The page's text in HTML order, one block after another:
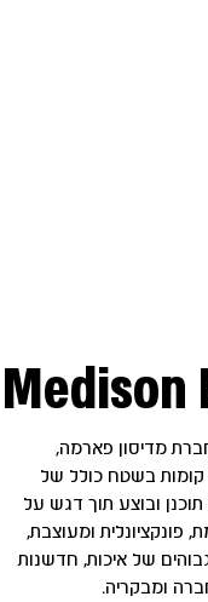
Medison
מדיסון פארמה,
בשטח כולל של
תוכנן ובוצע תוך דגש על
ומעוצבת,
של איכות, חדשנות
ומבקריה.